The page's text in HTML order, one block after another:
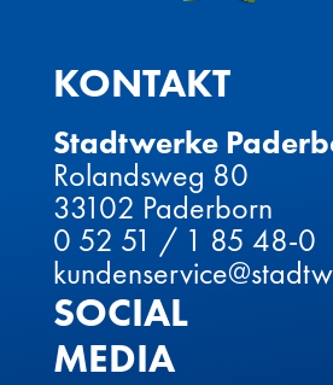
KONTAKT
Stadtwerke
Rolandsweg 80
33102 Paderborn
0 52 51 / 1 85 48-0
SOCIAL
MEDIA